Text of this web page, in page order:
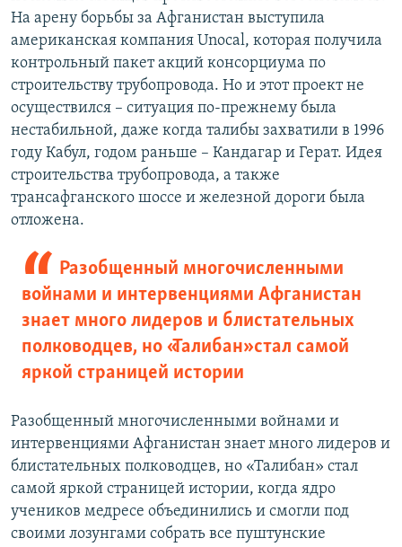
На арену борьбы за Афганистан выступила
американская компания Unocal, которая получила
контрольный пакет акций консорциума по
строительству трубопровода. Но и этот проект не
осуществился – ситуация по-прежнему была
нестабильной, даже когда талибы захватили в 1996
году Кабул, годом раньше – Кандагар и Герат. Идея
строительства трубопровода, а также
трансафганского шоссе и железной дороги была
отложена.
Разобщенный многочисленными
войнами и интервенциями Афганистан
знает много лидеров и блистательных
полководцев, но «Талибан» стал самой
яркой страницей истории
Разобщенный многочисленными войнами и
интервенциями Афганистан знает много лидеров и
блистательных полководцев, но «Талибан» стал
самой яркой страницей истории, когда ядро
учеников медресе объединились и смогли под
своими лозунгами собрать все пуштунские